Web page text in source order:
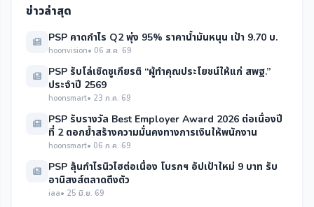
ข่าวล่าสุด
PSP คาดกำไร Q2 พุ่ง 95% ราคาน้ำมันหนุน เป้า 9.70 บ.
hoonvision• 06 ส.ค. 69
PSP รับโล่เชิดชูเกียรติ “ผู้ทำคุณประโยชน์ให้แก่ สพฐ.”
ประจำปี 2569
hoonsmart• 23 ก.ค. 69
PSP รับรางวัล Best Employer Award 2026 ต่อเนื่องปี
ที่ 2 ตอกย้ำสร้างความมั่นคงทางการเงินให้พนักงาน
hoonsmart• 06 ก.ค. 69
PSP ลุ้นกำไรนิวไฮต่อเนื่อง โบรกฯ อัปเป้าใหม่ 9 บาท รับ
อานิสงส์ตลาดตึงตัว
iaa• 25 มิ.ย. 69